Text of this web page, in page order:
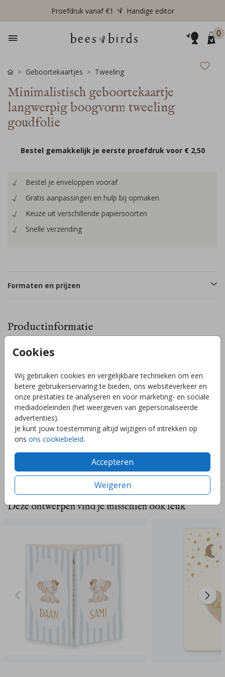
Proefdruk vanaf €1 Handige editor
0
Cookies
Wij gebruiken cookies en vergelijkbare technieken om een
betere gebruikerservaring te bieden, ons websiteverkeer en
onze prestaties te analyseren en voor marketing- en sociale
mediadoeleinden (het weergeven van gepersonaliseerde
advertenties).
Je kunt jouw toestemming altijd wijzigen of intrekken op
ons ons cookiebeleid.
Accepteren
Weigeren
Geboortekaartjes Tweeling
Minimalistisch geboortekaartje
langwerpig boogvorm tweeling
goudfolie
Bestel gemakkelijk je eerste proefdruk voor € 2,50
Bestel je enveloppen vooraf
Gratis aanpassingen en hulp bij opmaken
Keuze uit verschillende papiersoorten
Snelle verzending
Formaten en prijzen
Productinformatie
Omschrijving
langwerpige boogvorm met twee zwaluwen en goudfolie
details. Pas het geboortekaartje naar eigen smaak en wens
aan in de handige online editor. Heb je hulp nodig met
opmaken of heb je vragen? Wij helpen je graag!
Toon meer
Collectie
Tweeling
Deze ontwerpen vind je misschien ook leuk